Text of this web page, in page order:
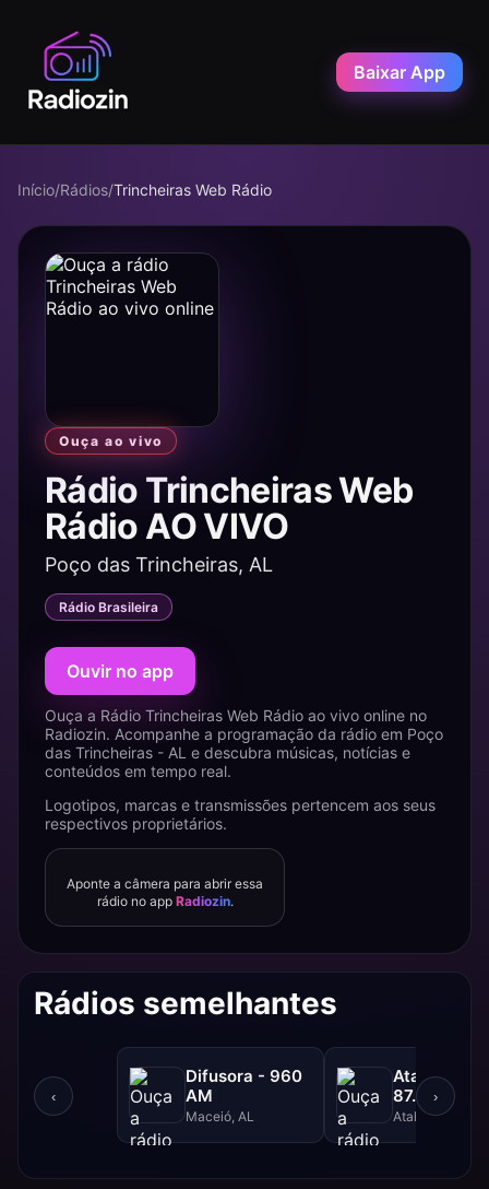
Baixar App
Início/Rádios/Trincheiras Web Rádio
Ouça ao vivo
Rádio Trincheiras Web
Rádio AO VIVO
Poço das Trincheiras, AL
Rádio Brasileira
Ouvir no app
Ouça a Rádio Trincheiras Web Rádio ao vivo online no
Radiozin. Acompanhe a programação da rádio em Poço
das Trincheiras - AL e descubra músicas, notícias e
conteúdos em tempo real.
Logotipos, marcas e transmissões pertencem aos seus
respectivos proprietários.
Aponte a câmera para abrir essa
rádio no app Radiozin.
Rádios semelhantes
‹
Difusora - 960
AM
Maceió, AL
Atalaia FM -
87.9 FM
Atalaia, AL
›